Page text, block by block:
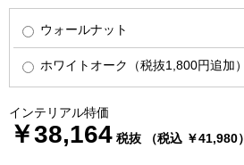
ウォールナット
ホワイトオーク（税抜1,800円追加）
インテリアル特価
￥38,164 税抜 （税込 ￥41,980）